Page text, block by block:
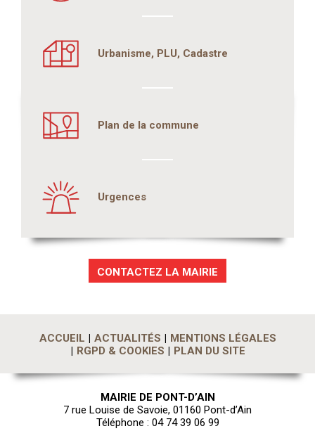
Urbanisme, PLU, Cadastre
Plan de la commune
Urgences
CONTACTEZ LA MAIRIE
ACCUEIL ACTUALITÉS
MENTIONS LÉGALES
RGPD & COOKIES
PLAN DU SITE
MAIRIE DE PONT-D’AIN
7 rue Louise de Savoie, 01160 Pont-d’Ain
Téléphone : 04 74 39 06 99